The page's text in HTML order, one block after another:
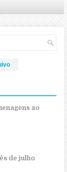
ao
de julho